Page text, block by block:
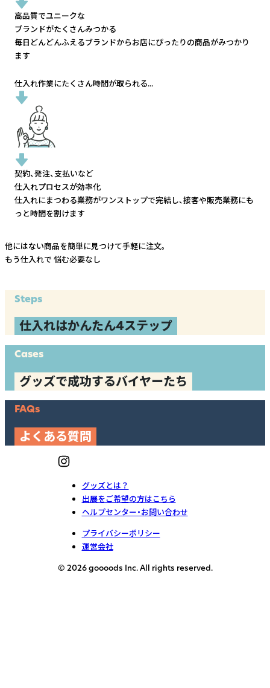
高品質でユニークな
ブランドがたくさんみつかる
毎日どんどんふえるブランドからお店にぴったりの商品がみつかり
ます
仕入れ作業にたくさん時間が取られる...
契約、発注、支払いなど
仕入れプロセスが効率化
仕入れにまつわる業務がワンストップで完結し、接客や販売業務にも
っと時間を割けます
他にはない商品を簡単に見つけて手軽に注文。
もう仕入れで 悩む必要なし
Steps
仕入れはかんたん4ステップ
Cases
グッズで成功するバイヤーたち
FAQs
よくある質問
グッズとは？
出展をご希望の方はこちら
ヘルプセンター・お問い合わせ
プライバシーポリシー
運営会社
© 2026 goooods Inc. All rights reserved.